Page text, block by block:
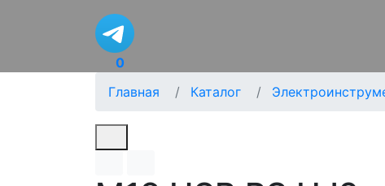
0
Главная
Каталог